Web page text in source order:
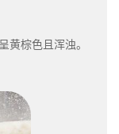
棕色且浑浊。